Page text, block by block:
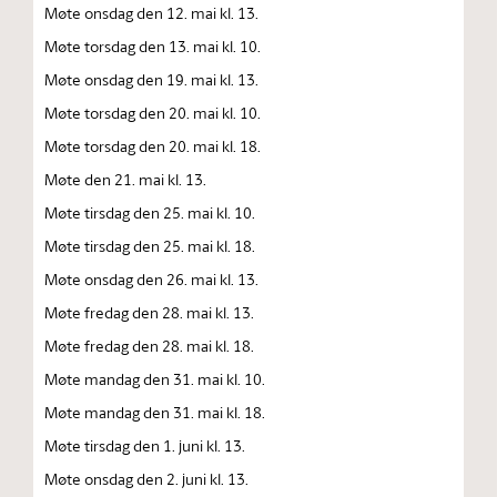
Møte onsdag den 12. mai kl. 13.
Møte torsdag den 13. mai kl. 10.
Møte onsdag den 19. mai kl. 13.
Møte torsdag den 20. mai kl. 10.
Møte torsdag den 20. mai kl. 18.
Møte den 21. mai kl. 13.
Møte tirsdag den 25. mai kl. 10.
Møte tirsdag den 25. mai kl. 18.
Møte onsdag den 26. mai kl. 13.
Møte fredag den 28. mai kl. 13.
Møte fredag den 28. mai kl. 18.
Møte mandag den 31. mai kl. 10.
Møte mandag den 31. mai kl. 18.
Møte tirsdag den 1. juni kl. 13.
Møte onsdag den 2. juni kl. 13.